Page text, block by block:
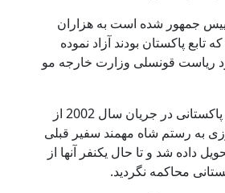
جمهور شده است به هزاران
پاکستان بودند آزاد نموده
ریاست قونسلی وزارت خارجه مو
صد ها اسیر جنگی پاکستانی در جریان سال 2002 از
رستم شاه مهمند سفیر قبلی
داده شد و تا حال یکنفر آنها از
محاکمه نگردید.